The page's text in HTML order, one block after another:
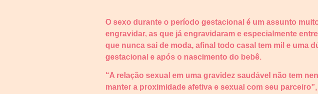
O sexo durante o período gestacional é um assunto
engravidar, as que já engravidaram e especialmente
que nunca sai de moda, afinal todo casal tem mil e uma
gestacional e após o nascimento do bebê.
“A relação sexual em uma gravidez saudável não tem
manter a proximidade afetiva e sexual com seu